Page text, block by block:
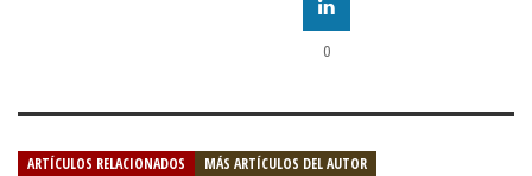
0
ARTÍCULOS RELACIONADOS MÁS ARTÍCULOS DEL AUTOR